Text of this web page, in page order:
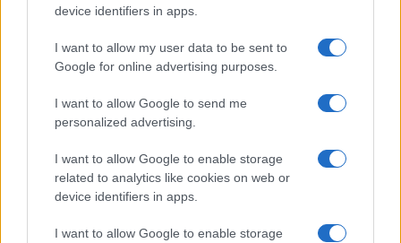
device identifiers in apps.
I want to allow my user data to be sent to
Google for online advertising purposes.
I want to allow Google to send me
personalized advertising.
I want to allow Google to enable storage
related to analytics like cookies on web or
device identifiers in apps.
I want to allow Google to enable storage
Italia, cultura e soft power: come valorizzare il nostro
patrimonio